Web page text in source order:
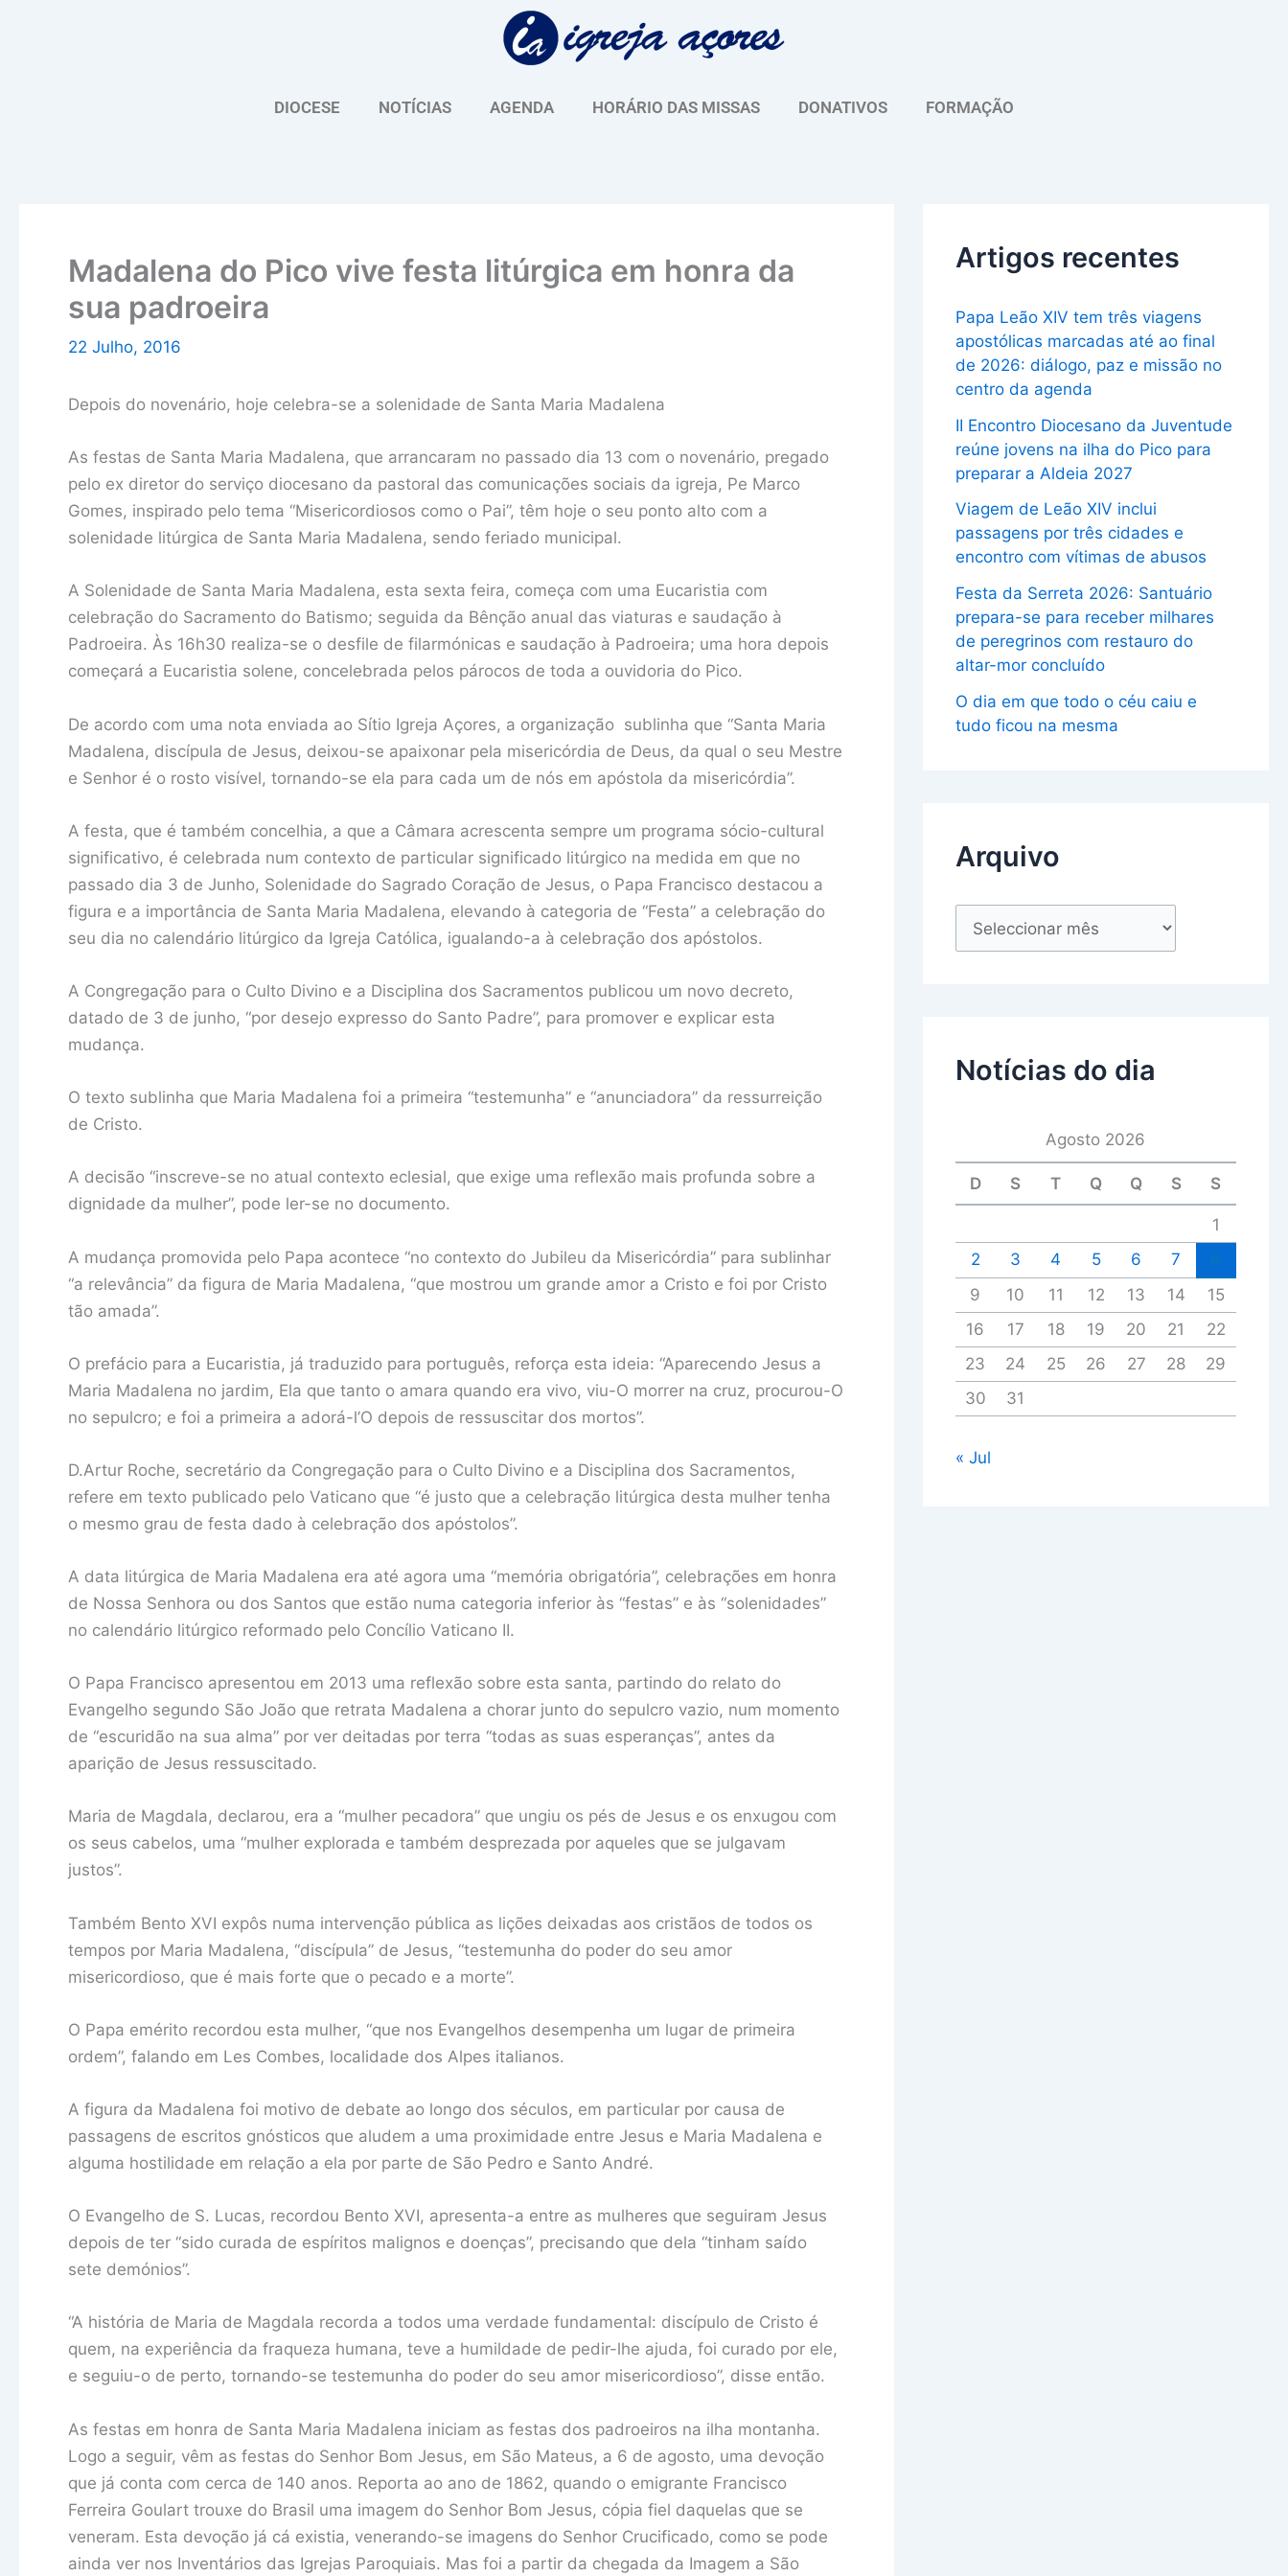
DIOCESE NOTÍCIAS AGENDA HORÁRIO DAS MISSAS DONATIVOS FORMAÇÃO
Madalena do Pico vive festa litúrgica em honra da
sua padroeira
22 Julho, 2016
Depois do novenário, hoje celebra-se a solenidade de Santa Maria Madalena
As festas de Santa Maria Madalena, que arrancaram no passado dia 13 com o novenário, pregado
pelo ex diretor do serviço diocesano da pastoral das comunicações sociais da igreja, Pe Marco
Gomes, inspirado pelo tema “Misericordiosos como o Pai”, têm hoje o seu ponto alto com a
solenidade litúrgica de Santa Maria Madalena, sendo feriado municipal.
A Solenidade de Santa Maria Madalena, esta sexta feira, começa com uma Eucaristia com
celebração do Sacramento do Batismo; seguida da Bênção anual das viaturas e saudação à
Padroeira. Às 16h30 realiza-se o desfile de filarmónicas e saudação à Padroeira; uma hora depois
começará a Eucaristia solene, concelebrada pelos párocos de toda a ouvidoria do Pico.
De acordo com uma nota enviada ao Sítio Igreja Açores, a organização sublinha que “Santa Maria
Madalena, discípula de Jesus, deixou-se apaixonar pela misericórdia de Deus, da qual o seu Mestre
e Senhor é o rosto visível, tornando-se ela para cada um de nós em apóstola da misericórdia”.
A festa, que é também concelhia, a que a Câmara acrescenta sempre um programa sócio-cultural
significativo, é celebrada num contexto de particular significado litúrgico na medida em que no
passado dia 3 de Junho, Solenidade do Sagrado Coração de Jesus, o Papa Francisco destacou a
figura e a importância de Santa Maria Madalena, elevando à categoria de “Festa” a celebração do
seu dia no calendário litúrgico da Igreja Católica, igualando-a à celebração dos apóstolos.
A Congregação para o Culto Divino e a Disciplina dos Sacramentos publicou um novo decreto,
datado de 3 de junho, “por desejo expresso do Santo Padre”, para promover e explicar esta
mudança.
O texto sublinha que Maria Madalena foi a primeira “testemunha” e “anunciadora” da ressurreição
de Cristo.
A decisão “inscreve-se no atual contexto eclesial, que exige uma reflexão mais profunda sobre a
dignidade da mulher”, pode ler-se no documento.
A mudança promovida pelo Papa acontece “no contexto do Jubileu da Misericórdia” para sublinhar
“a relevância” da figura de Maria Madalena, “que mostrou um grande amor a Cristo e foi por Cristo
tão amada”.
O prefácio para a Eucaristia, já traduzido para português, reforça esta ideia: “Aparecendo Jesus a
Maria Madalena no jardim, Ela que tanto o amara quando era vivo, viu-O morrer na cruz, procurou-O
no sepulcro; e foi a primeira a adorá-l’O depois de ressuscitar dos mortos”.
D.Artur Roche, secretário da Congregação para o Culto Divino e a Disciplina dos Sacramentos,
refere em texto publicado pelo Vaticano que “é justo que a celebração litúrgica desta mulher tenha
o mesmo grau de festa dado à celebração dos apóstolos”.
A data litúrgica de Maria Madalena era até agora uma “memória obrigatória”, celebrações em honra
de Nossa Se­nho­ra ou dos Santos que estão numa categoria inferior às “festas” e às “solenidades”
no calendário litúrgico reformado pelo Concílio Vaticano II.
O Papa Francisco apresentou em 2013 uma reflexão sobre esta santa, partindo do relato do
Evangelho segundo São João que retrata Madalena a chorar junto do sepulcro vazio, num momento
de “escuridão na sua alma” por ver deitadas por terra “todas as suas esperanças”, antes da
aparição de Jesus ressuscitado.
Maria de Magdala, declarou, era a “mulher pecadora” que ungiu os pés de Jesus e os enxugou com
os seus cabelos, uma “mulher explorada e também desprezada por aqueles que se julgavam
justos”.
Também Bento XVI expôs numa intervenção pública as lições deixadas aos cristãos de todos os
tempos por Maria Madalena, “discípula” de Jesus, “testemunha do poder do seu amor
misericordioso, que é mais forte que o pecado e a morte”.
O Papa emérito recordou esta mulher, “que nos Evangelhos desempenha um lugar de primeira
ordem”, falando em Les Combes, localidade dos Alpes italianos.
A figura da Madalena foi motivo de debate ao longo dos séculos, em particular por causa de
passagens de escritos gnósticos que aludem a uma proximidade entre Jesus e Maria Madalena e
alguma hostilidade em relação a ela por parte de São Pedro e Santo André.
O Evangelho de S. Lucas, recordou Bento XVI, apresenta-a entre as mulheres que seguiram Jesus
depois de ter “sido curada de espíritos malignos e doenças”, precisando que dela “tinham saído
sete demónios”.
“A história de Maria de Magdala recorda a todos uma verdade fundamental: discípulo de Cristo é
quem, na experiência da fraqueza humana, teve a humildade de pedir-lhe ajuda, foi curado por ele,
e seguiu-o de perto, tornando-se testemunha do poder do seu amor misericordioso”, disse então.
As festas em honra de Santa Maria Madalena iniciam as festas dos padroeiros na ilha montanha.
Logo a seguir, vêm as festas do Senhor Bom Jesus, em São Mateus, a 6 de agosto, uma devoção
que já conta com cerca de 140 anos. Reporta ao ano de 1862, quando o emigrante Francisco
Ferreira Goulart trouxe do Brasil uma imagem do Senhor Bom Jesus, cópia fiel daquelas que se
veneram. Esta devoção já cá existia, venerando-se imagens do Senhor Crucificado, como se pode
ainda ver nos Inventários das Igrejas Paroquiais. Mas foi a partir da chegada da Imagem a São
Artigos recentes
Papa Leão XIV tem três viagens
apostólicas marcadas até ao final
de 2026: diálogo, paz e missão no
centro da agenda
II Encontro Diocesano da Juventude
reúne jovens na ilha do Pico para
preparar a Aldeia 2027
Viagem de Leão XIV inclui
passagens por três cidades e
encontro com vítimas de abusos
Festa da Serreta 2026: Santuário
prepara-se para receber milhares
de peregrinos com restauro do
altar-mor concluído
O dia em que todo o céu caiu e
tudo ficou na mesma
Arquivo
u
Notícias do dia
Agosto 2026
D S T Q Q S S
1
2
3 4 5 6 7
9
10 11 12 13 14
15
16
17 18 19 20 21
22
23
24 25 26 27 28
29
30
31
« Jul